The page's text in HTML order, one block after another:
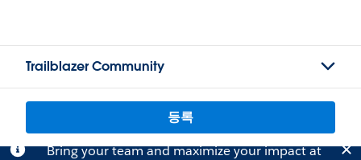
Trailblazer Community
등록
Bring your team and maximize your impact at